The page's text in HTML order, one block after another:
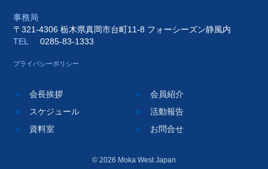
事務局
〒321-4306 栃木県真岡市台町11-8 フォーシーズン静風内
TEL
0285-83-1333
プライバシーポリシー
会長挨拶
会員紹介
スケジュール
活動報告
資料室
お問合せ
© 2026 Moka West Japan